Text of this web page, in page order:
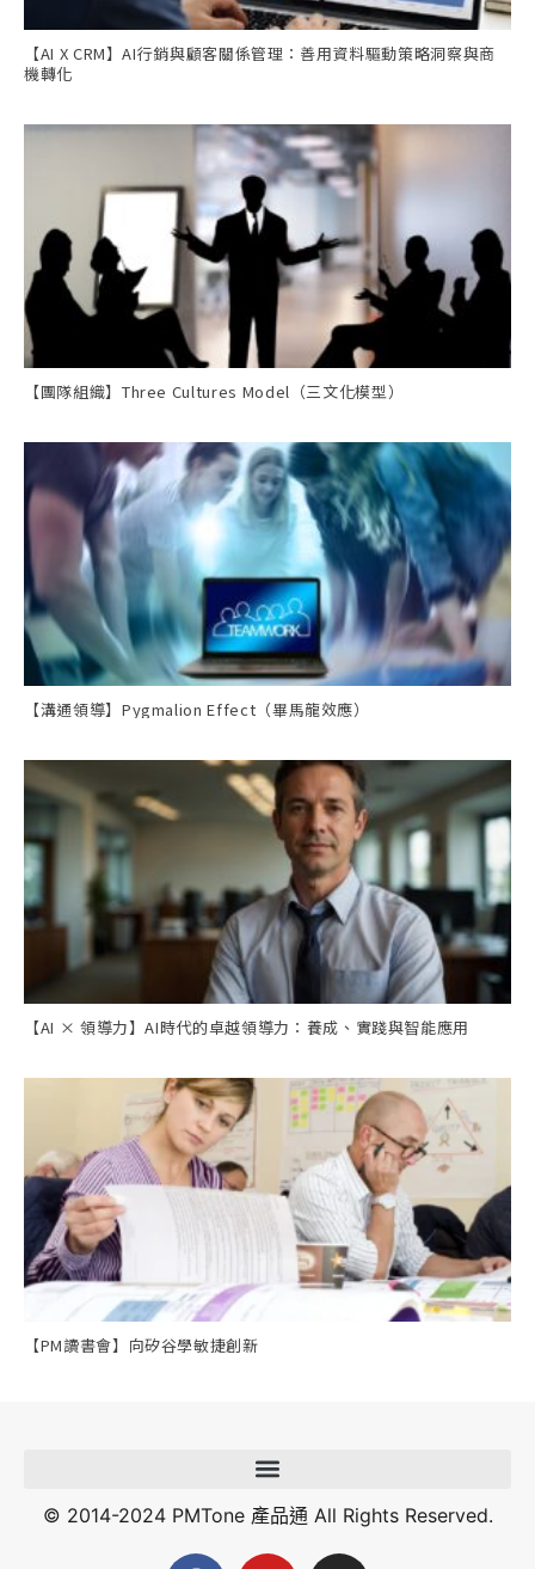
【AI X CRM】AI行銷與顧客關係管理：善用資料驅動策略洞察與商
機轉化
【團隊組織】Three Cultures Model（三文化模型）
【溝通領導】Pygmalion Effect（畢馬龍效應）
【AI × 領導力】AI時代的卓越領導力：養成、實踐與智能應用
【PM讀書會】向矽谷學敏捷創新
© 2014-2024 PMTone 產品通 All Rights Reserved.